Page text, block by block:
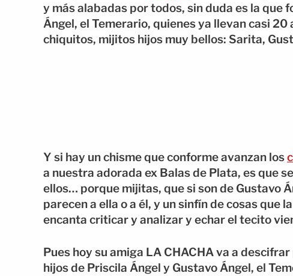
y más alabadas por todos, sin duda es la que
Ángel, el Temerario, quienes ya llevan casi
chiquitos, mijitos hijos muy bellos: Sarita,
Y si hay un chisme que conforme avanzan los
a nuestra adorada ex Balas de Plata, es que
ellos… porque mijitas, que si son de Gustavo
parecen a ella o a él, y un sinfín de cosas que
encanta criticar y analizar y echar el tecito
Pues hoy su amiga LA CHACHA va a
hijos de Priscila Ángel y Gustavo Ángel, el